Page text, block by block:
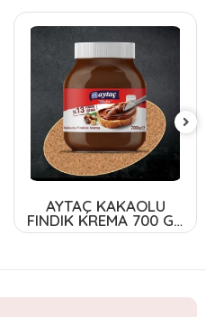
AYTAÇ KAKAOLU
FINDIK KREMA 700 GR
* 6